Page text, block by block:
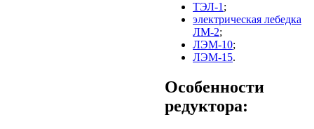
ТЭЛ-1 ;
электрическая лебедка
ЛМ-2;
ЛЭМ-10;
ЛЭМ-15.
Особенности
редуктора: